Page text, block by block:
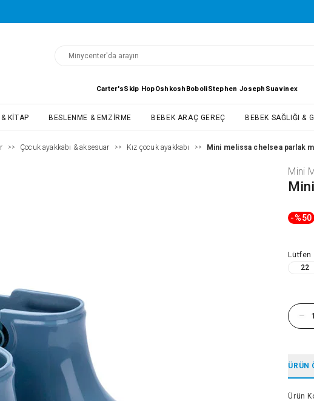
Carter'sSkip HopOshkosh BoboliStephen Joseph Suavinex
KITAP BESLENME & EMZIRME BEBEK ARAÇ GEREÇ BEBEK SAĞLIĞI &
>> Çocuk ayakkabı & aksesuar >> Kız çocuk ayakkabı >> Mini melissa chelsea parlak
Mini
-%50
Lütfen
22
ÜRÜN
Ürün